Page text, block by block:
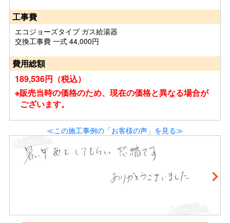
工事費
エコジョーズタイプ ガス給湯器
交換工事費 一式 44,000円
費用総額
189,536円（税込）
※販売当時の価格のため、現在の価格と異なる場合が
ございます。
≪この施工事例の「お客様の声」を見る≫